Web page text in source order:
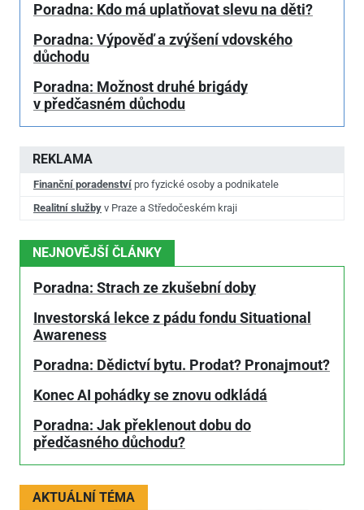
REKLAMA
Finanční poradenství pro fyzické osoby a podnikatele
Realitní služby v Praze a Středočeském kraji
NEJNOVĚJŠÍ ČLÁNKY
Poradna: Strach ze zkušební doby
Investorská lekce z pádu fondu Situational
Awareness
Poradna: Dědictví bytu. Prodat? Pronajmout?
Konec AI pohádky se znovu odkládá
Poradna: Jak překlenout dobu do
předčasného důchodu?
AKTUÁLNÍ TÉMA
Poradna: Kdo má uplatňovat slevu na děti?
Poradna: Výpověď a zvýšení vdovského
důchodu
Poradna: Možnost druhé brigády
v předčasném důchodu